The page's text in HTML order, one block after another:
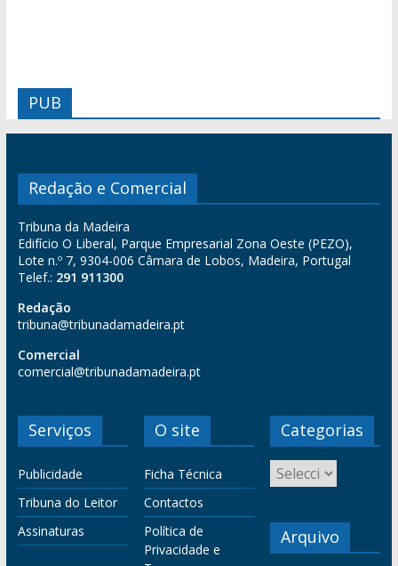
PUB
Redação e Comercial
Tribuna da Madeira
Edifício O Liberal, Parque Empresarial Zona Oeste (PEZO),
Lote n.º 7, 9304-006 Câmara de Lobos, Madeira, Portugal
Telef.: 291 911300
Redação
tribuna@tribunadamadeira.pt
Comercial
comercial@tribunadamadeira.pt
Serviços
Publicidade
Tribuna do Leitor
Assinaturas
O site
Ficha Técnica
Contactos
Política de
Privacidade e
Categorias
Arquivo